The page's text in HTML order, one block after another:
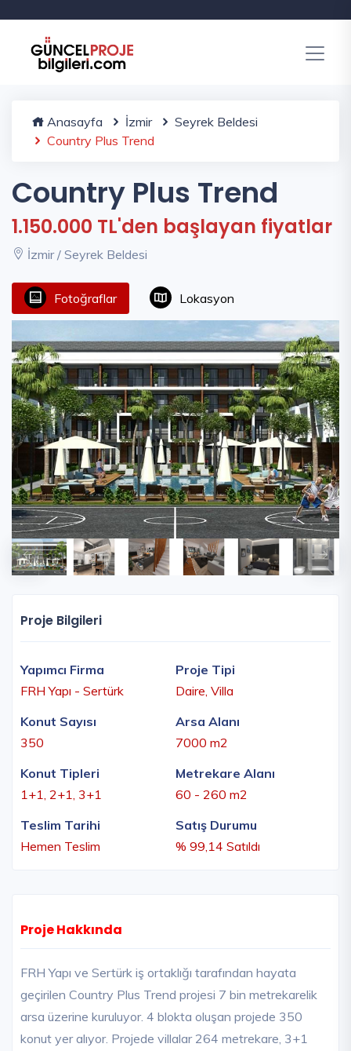
Anasayfa İzmir
Seyrek Beldesi
Country Plus Trend
Country Plus Trend
1.150.000 TL'den başlayan fiyatlar
İzmir / Seyrek Beldesi
Fotoğraflar Lokasyon
Proje Bilgileri
Yapımcı Firma
FRH Yapı - Sertürk
Proje Tipi
Daire, Villa
Konut Sayısı
350
Arsa Alanı
7000 m2
Konut Tipleri
1+1, 2+1, 3+1
Metrekare Alanı
60 - 260 m2
Teslim Tarihi
Hemen Teslim
Satış Durumu
% 99,14 Satıldı
Proje Hakkında
FRH Yapı ve Sertürk iş ortaklığı tarafından hayata
geçirilen Country Plus Trend projesi 7 bin metrekarelik
arsa üzerine kuruluyor. 4 blokta oluşan projede 350
konut yer alıyor. Projede villalar 264 metrekare, 3+1